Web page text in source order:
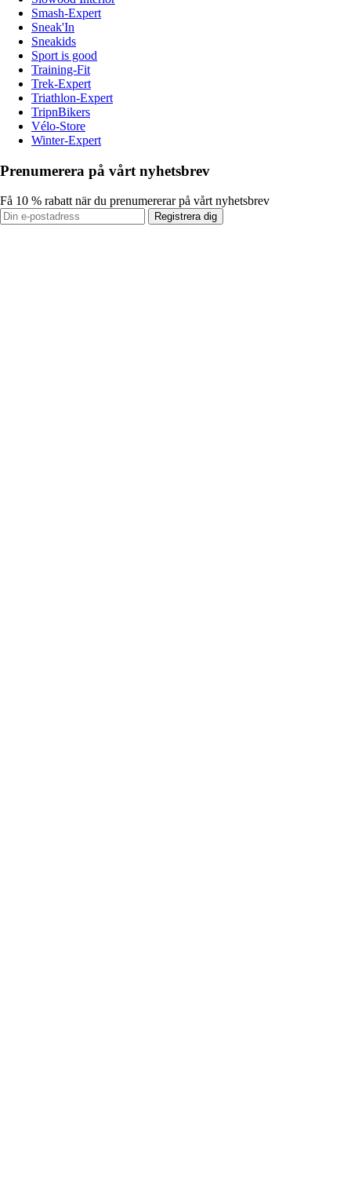
Smash-Expert
Sneak'In
Sneakids
Sport is good
Training-Fit
Trek-Expert
Triathlon-Expert
TripnBikers
Vélo-Store
Winter-Expert
Prenumerera på vårt nyhetsbrev
Få 10 % rabatt när du prenumererar på vårt nyhetsbrev
Registrera dig